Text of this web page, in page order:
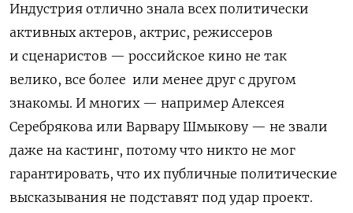
Индустрия отлично знала всех политически
активных актеров, актрис, режиссеров
и сценаристов — российское кино не так
велико, все более или менее друг с другом
знакомы. И многих — например Алексея
Серебрякова или Варвару Шмыкову — не звали
даже на кастинг, потому что никто не мог
гарантировать, что их публичные политические
высказывания не подставят под удар проект.